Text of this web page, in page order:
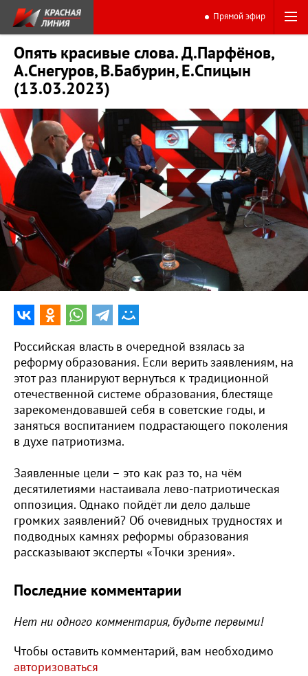
Прямой эфир
Опять красивые слова. Д.Парфёнов,
А.Снегуров, В.Бабурин, Е.Спицын
(13.03.2023)
0:00 44:35
Российская власть в очередной взялась за
реформу образования. Если верить заявлениям, на
этот раз планируют вернуться к традиционной
отечественной системе образования, блестяще
зарекомендовавшей себя в советские годы, и
заняться воспитанием подрастающего поколения
в духе патриотизма.
Заявленные цели – это как раз то, на чём
десятилетиями настаивала лево-патриотическая
оппозиция. Однако пойдёт ли дело дальше
громких заявлений? Об очевидных трудностях и
подводных камнях реформы образования
рассказывают эксперты «Точки зрения».
Последние комментарии
Нет ни одного комментария, будьте первыми!
Чтобы оставить комментарий, вам необходимо
авторизоваться